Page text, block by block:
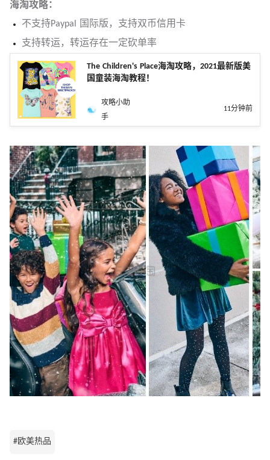
海淘攻略：
不支持Paypal 国际版，支持双币信用卡
支持转运，转运存在一定砍单率
The Children's Place海淘攻略，2021最新版美
国童装海淘教程！
攻略小助
手
11分钟前
#欧美热品